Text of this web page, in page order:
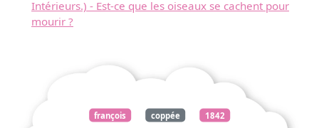
Intérieurs.) - Est-ce que les oiseaux se cachent pour
mourir ?
françois coppée 1842